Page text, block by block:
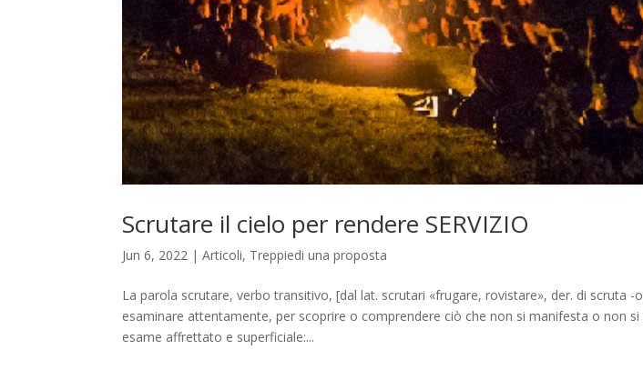
Scrutare il cielo per rendere SERVIZIO
Jun 6, 2022 |Articoli, Treppiedi una proposta
La parola scrutare, verbo transitivo, [dal lat. scrutari «frugare, rovistare», der. di scruta -
esaminare attentamente, per scoprire o comprendere ciò che non si manifesta o non
esame affrettato e superficiale:...